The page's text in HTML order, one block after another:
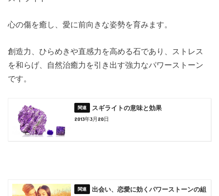
心の傷を癒し、愛に前向きな姿勢を育みます。
創造力、ひらめきや直感力を高める石であり、ストレス
を和らげ、自然治癒力を引き出す強力なパワーストーン
です。
スギライトの意味と効果
2013年3月20日
出会い、恋愛に効くパワーストーンの組